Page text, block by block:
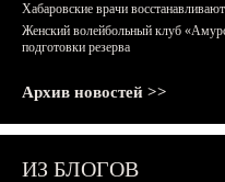
Хабаровские врачи
Женский волейбольный клуб
подготовки резерва
Архив новостей >>
ИЗ БЛОГОВ